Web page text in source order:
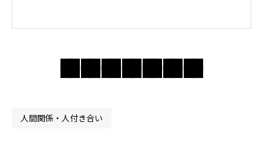
問い直し、分かり
合えない世界で人
人間関係・人付き合い